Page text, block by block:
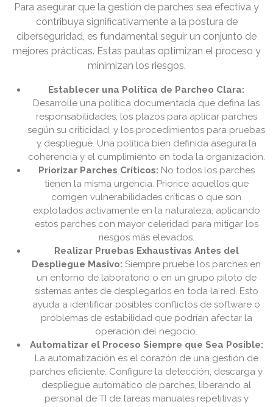
Para asegurar que la gestión de parches sea efectiva y
contribuya significativamente a la postura de
ciberseguridad, es fundamental seguir un conjunto de
mejores prácticas. Estas pautas optimizan el proceso y
minimizan los riesgos.
Establecer una Política de Parcheo Clara:
Desarrolle una política documentada que defina las
responsabilidades, los plazos para aplicar parches
según su criticidad, y los procedimientos para pruebas
y despliegue. Una política bien definida asegura la
coherencia y el cumplimiento en toda la organización.
Priorizar Parches Críticos: No todos los parches
tienen la misma urgencia. Priorice aquellos que
corrigen vulnerabilidades críticas o que son
explotados activamente en la naturaleza, aplicando
estos parches con mayor celeridad para mitigar los
riesgos más elevados.
Realizar Pruebas Exhaustivas Antes del
Despliegue Masivo: Siempre pruebe los parches en
un entorno de laboratorio o en un grupo piloto de
sistemas antes de desplegarlos en toda la red. Esto
ayuda a identificar posibles conflictos de software o
problemas de estabilidad que podrían afectar la
operación del negocio.
Automatizar el Proceso Siempre que Sea Posible:
La automatización es el corazón de una gestión de
parches eficiente. Configure la detección, descarga y
despliegue automático de parches, liberando al
personal de TI de tareas manuales repetitivas y